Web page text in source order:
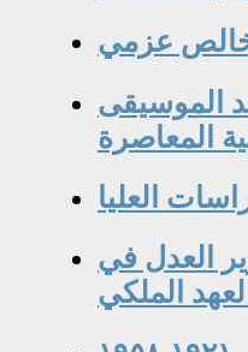
خالص عزمي
الموسيقى
المعاصرة
العدل في
الملكي